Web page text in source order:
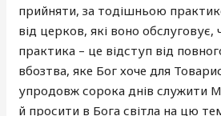
прийняти, за тодішньою
від церков, які воно
практика – це відступ від
вбозтва, яке Бог хоче для
упродовж сорока днів служити
й просити в Бога світла на цю